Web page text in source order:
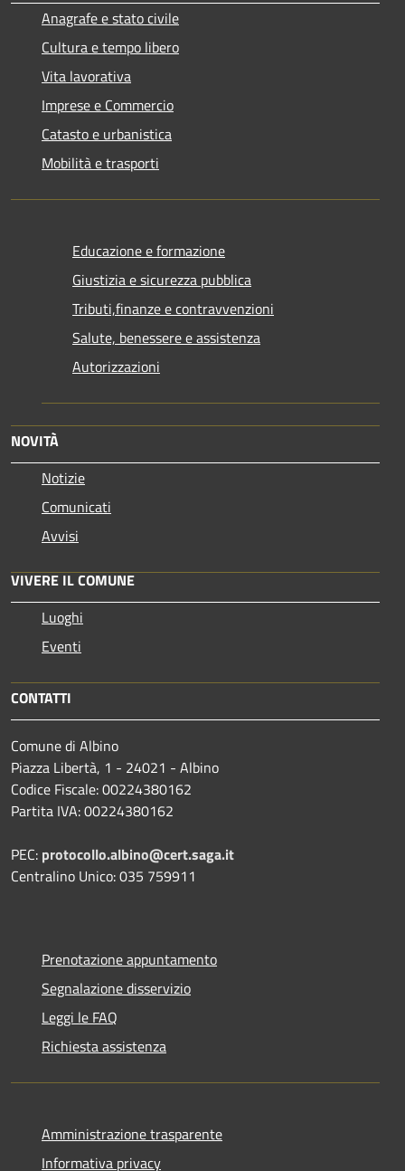
Anagrafe e stato civile
Cultura e tempo libero
Vita lavorativa
Imprese e Commercio
Catasto e urbanistica
Mobilità e trasporti
Educazione e formazione
Giustizia e sicurezza pubblica
Tributi,finanze e contravvenzioni
Salute, benessere e assistenza
Autorizzazioni
NOVITÀ
Notizie
Comunicati
Avvisi
VIVERE IL COMUNE
Luoghi
Eventi
CONTATTI
Comune di Albino
Piazza Libertà, 1 - 24021 - Albino
Codice Fiscale: 00224380162
Partita IVA: 00224380162
PEC: protocollo.albino@cert.saga.it
Centralino Unico: 035 759911
Prenotazione appuntamento
Segnalazione disservizio
Leggi le FAQ
Richiesta assistenza
Amministrazione trasparente
Informativa privacy